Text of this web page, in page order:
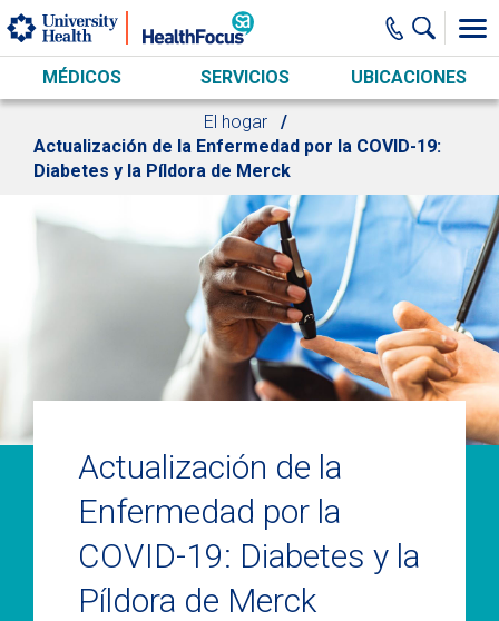
Skip to main content
MÉDICOS SERVICIOS UBICACIONES
El hogar
Actualización de la Enfermedad por la COVID-19:
Diabetes y la Píldora de Merck
Actualización de la
Enfermedad por la
COVID-19: Diabetes y la
Píldora de Merck